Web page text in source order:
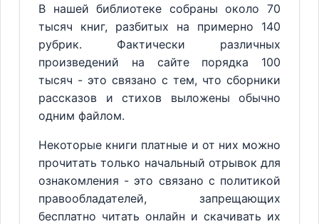
В нашей библиотеке собраны около 70
тысяч книг, разбитых на примерно 140
рубрик. Фактически различных
произведений на сайте порядка 100
тысяч - это связано с тем, что сборники
рассказов и стихов выложены обычно
одним файлом.
Некоторые книги платные и от них можно
прочитать только начальный отрывок для
ознакомления - это связано с политикой
правообладателей, запрещающих
бесплатно читать онлайн и скачивать их